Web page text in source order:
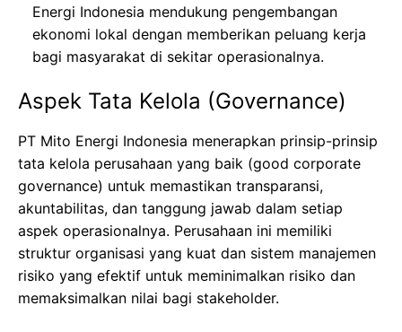
Energi Indonesia mendukung pengembangan
ekonomi lokal dengan memberikan peluang kerja
bagi masyarakat di sekitar operasionalnya.
Aspek Tata Kelola (Governance)
PT Mito Energi Indonesia menerapkan prinsip-prinsip
tata kelola perusahaan yang baik (good corporate
governance) untuk memastikan transparansi,
akuntabilitas, dan tanggung jawab dalam setiap
aspek operasionalnya. Perusahaan ini memiliki
struktur organisasi yang kuat dan sistem manajemen
risiko yang efektif untuk meminimalkan risiko dan
memaksimalkan nilai bagi stakeholder.